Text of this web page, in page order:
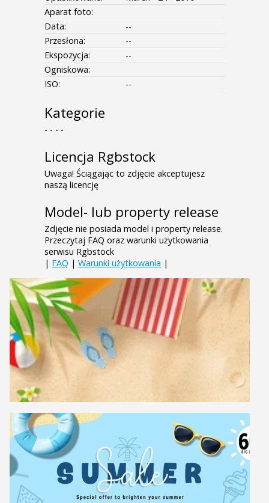
Aparat foto:
Data:
--
Przesłona:
--
Ekspozycja:
--
Ogniskowa:
ISO:
--
Kategorie
- - - -
Licencja Rgbstock
Uwaga! Ściągając to zdjęcie akceptujesz
naszą licencję
Model- lub property release
Zdjęcie nie posiada model i property release.
Przeczytaj FAQ oraz warunki użytkowania
serwisu Rgbstock
| FAQ | Warunki użytkowania |